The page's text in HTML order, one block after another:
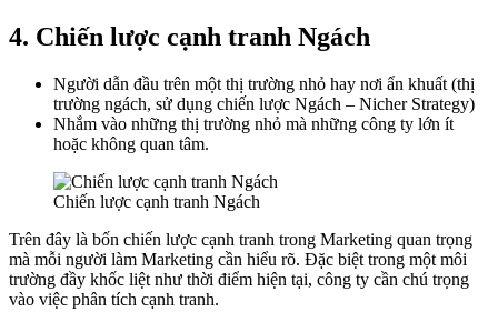
4. Chiến lược cạnh tranh Ngách
Người dẫn đầu trên một thị trường nhỏ hay nơi ẩn khuất (thị
trường ngách, sử dụng chiến lược Ngách – Nicher Strategy)
Nhắm vào những thị trường nhỏ mà những công ty lớn ít
hoặc không quan tâm.
Chiến lược cạnh tranh Ngách
Trên đây là bốn chiến lược cạnh tranh trong Marketing quan trọng
mà mỗi người làm Marketing cần hiểu rõ. Đặc biệt trong một môi
trường đầy khốc liệt như thời điểm hiện tại, công ty cần chú trọng
vào việc phân tích cạnh tranh.